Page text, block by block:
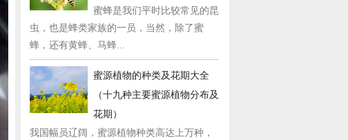
蜜蜂是我们平时比较常见的昆
虫，也是蜂类家族的一员，当然，除了蜜
蜂，还有黄蜂、马蜂...
蜜源植物的种类及花期大全
（十九种主要蜜源植物分布及
花期）
我国幅员辽阔，蜜源植物种类高达上万种，